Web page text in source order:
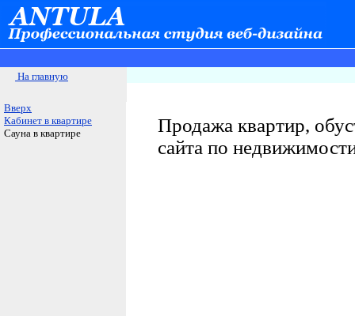
На главную
Вверх
Кабинет в квартире
Сауна в квартире
Продажа квартир,
сайта по